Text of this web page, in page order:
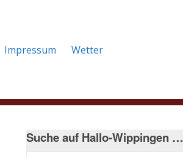
Impressum Wetter
Suche auf Hallo-Wippingen …